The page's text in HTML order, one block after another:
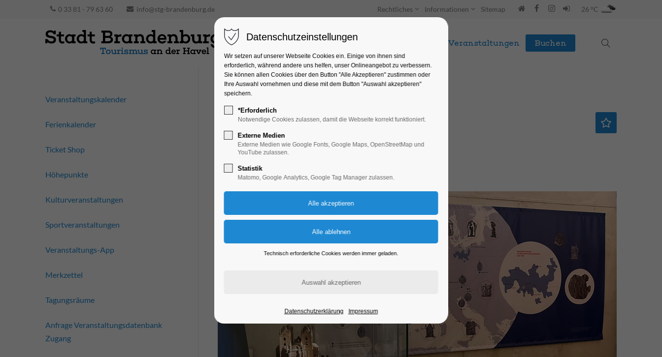
0 33 81 - 79 63 60 info@stg-brandenburg.de Rechtliches Informationen Sitemap 26 °C
Unterkünfte Entdecken & Erleben Veranstaltungen Buchen
Mythos Maria
Ausstellung
12.08.2025, 10:00–17:00
Veranstaltungskalender
Ferienkalender
Ticket Shop
Höhepunkte
Kulturveranstaltungen
Sportveranstaltungen
Veranstaltungs-App
Merkzettel
Tagungsräume
Anfrage Veranstaltungsdatenbank
Zugang
Datenschutzeinstellungen
Wir setzen auf unserer Webseite Cookies ein. Einige von ihnen sind
erforderlich, während andere uns helfen, unser Onlineangebot zu verbessern.
Sie können allen Cookies über den Button "Alle Akzeptieren" zustimmen oder
Ihre Auswahl vornehmen und diese mit dem Button "Auswahl akzeptieren"
speichern.
*Erforderlich
Notwendige Cookies zulassen, damit die Webseite korrekt funktioniert.
Externe Medien
Externe Medien wie Google Fonts, Google Maps, OpenStreetMap und
YouTube zulassen.
Statistik
Matomo, Google Analytics, Google Tag Manager zulassen.
Technisch erforderliche Cookies werden immer geladen.
Datenschutzerklärung Impressum